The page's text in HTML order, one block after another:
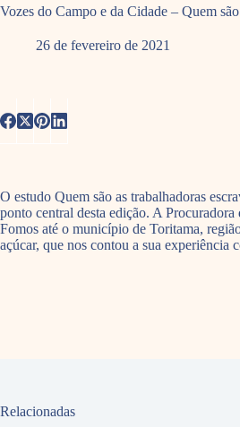
Vozes do Campo e da Cidade – Quem
26 de fevereiro de 2021
O estudo Quem são as trabalhadoras
ponto central desta edição. A
Fomos até o município de Toritama,
açúcar, que nos contou a sua experiência
Relacionadas